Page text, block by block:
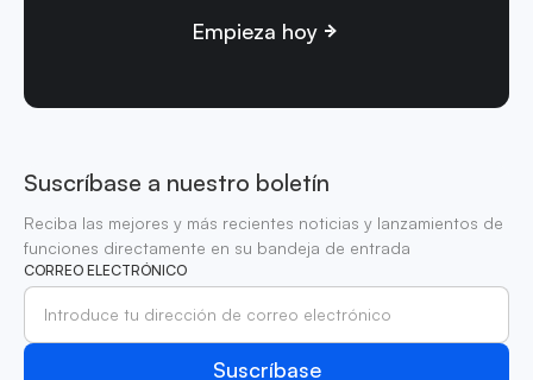
Empieza hoy
Suscríbase a nuestro boletín
Reciba las mejores y más recientes noticias y lanzamientos de
funciones directamente en su bandeja de entrada
CORREO ELECTRÓNICO